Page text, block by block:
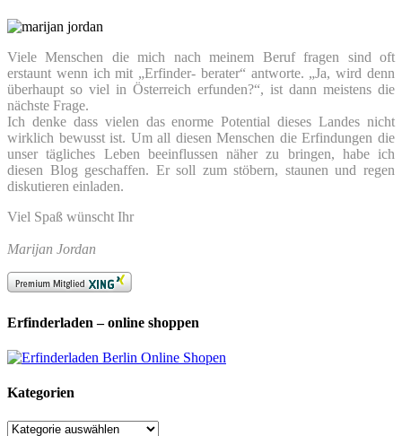
Viele Menschen die mich nach meinem Beruf fragen sind oft
erstaunt wenn ich mit „Erfinder- berater“ antworte. „Ja, wird denn
überhaupt so viel in Österreich erfunden?“, ist dann meistens die
nächste Frage.
Ich denke dass vielen das enorme Potential dieses Landes nicht
wirklich bewusst ist. Um all diesen Menschen die Erfindungen die
unser tägliches Leben beeinflussen näher zu bringen, habe ich
diesen Blog geschaffen. Er soll zum stöbern, staunen und regen
diskutieren einladen.
Viel Spaß wünscht Ihr
Marijan Jordan
Erfinderladen – online shoppen
Kategorien
Kategorien